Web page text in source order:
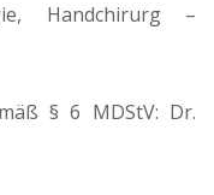
Handchirurg –
§ 6 MDStV: Dr.